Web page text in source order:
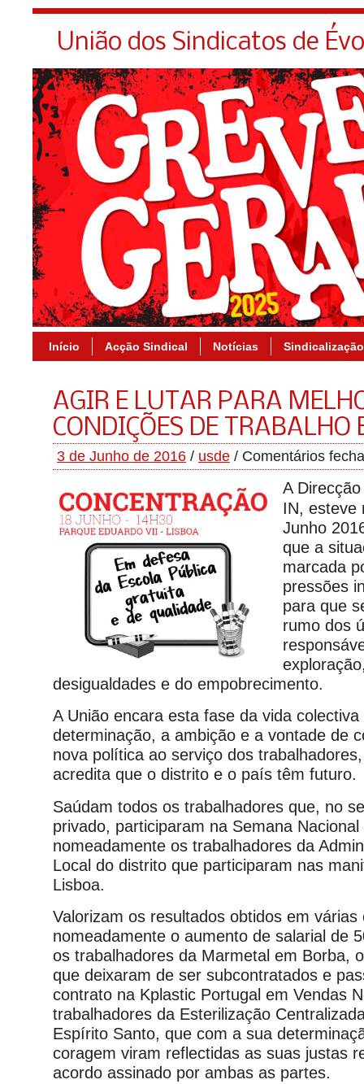
União dos Sindicatos de
Início Acção Sindical Notícias Sindicalização
AGIR E LUTAR PARA
CONDIÇÕES DE TRABALHO
3 de Junho de 2016 / usde / Comentários
A
IN, esteve
Junho
que a
marcada
pressões
para que
rumo dos
desigualdades e do empobrecimento.
A União encara esta fase da vida colectiva
determinação, a ambição e a vontade de
nova política ao serviço dos
acredita que o distrito e o país têm futuro.
Saúdam todos os trabalhadores que, no
privado, participaram na Semana
nomeadamente os trabalhadores da
Local do distrito que participaram nas
Lisboa.
Valorizam os resultados obtidos em várias
nomeadamente o aumento de salarial de
os trabalhadores da Marmetal em Borba,
que deixaram de ser subcontratados e
contrato na Kplastic Portugal em Vendas
trabalhadores da Esterilização
Espírito Santo, que com a sua
coragem viram reflectidas as suas justas
acordo assinado por ambas as partes.